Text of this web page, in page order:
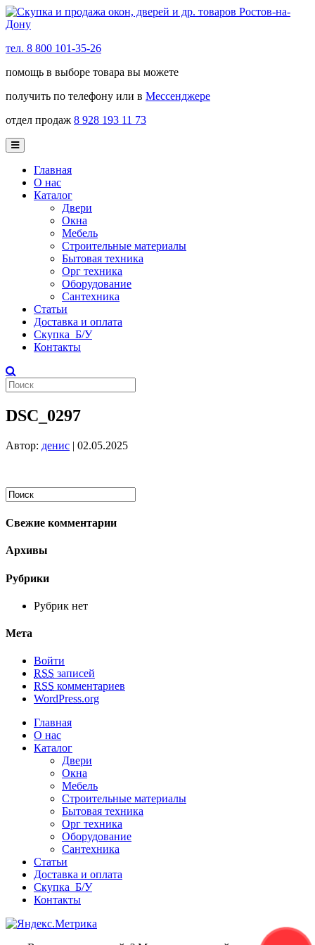
тел. 8 800 101-35-26
помощь в выборе товара вы можете
получить по телефону или в Мессенджере
отдел продаж 8 928 193 11 73
Главная
О нас
Каталог
Двери
Окна
Мебель
Строительные материалы
Бытовая техника
Орг техника
Оборудование
Сантехника
Статьи
Доставка и оплата
Скупка Б/У
Контакты
DSC_0297
Автор: денис | 02.05.2025
Свежие комментарии
Архивы
Рубрики
Рубрик нет
Мета
Войти
RSS записей
RSS комментариев
WordPress.org
Главная
О нас
Каталог
Двери
Окна
Мебель
Строительные материалы
Бытовая техника
Орг техника
Оборудование
Сантехника
Статьи
Доставка и оплата
Скупка Б/У
Контакты